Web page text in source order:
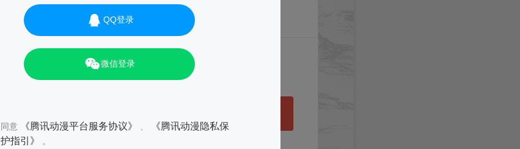
QQ登录
微信登录
同意 《腾讯动漫平台服务协议》
《腾讯动漫隐私保
护指引》
。
01